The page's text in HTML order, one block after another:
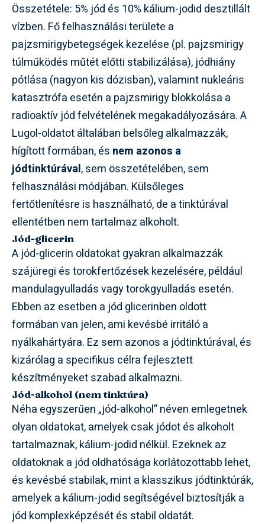
Összetétele: 5% jód és 10% kálium-jodid desztillált
vízben. Fő felhasználási területe a
pajzsmirigybetegségek kezelése (pl. pajzsmirigy
túlműködés műtét előtti stabilizálása), jódhiány
pótlása (nagyon kis dózisban), valamint nukleáris
katasztrófa esetén a pajzsmirigy blokkolása a
radioaktív jód felvételének megakadályozására. A
Lugol-oldatot általában belsőleg alkalmazzák,
hígított formában, és nem azonos a
jódtinktúrával, sem összetételében, sem
felhasználási módjában. Külsőleges
fertőtlenítésre is használható, de a tinktúrával
ellentétben nem tartalmaz alkoholt.
Jód-glicerin
A jód-glicerin oldatokat gyakran alkalmazzák
szájüregi és torokfertőzések kezelésére, például
mandulagyulladás vagy torokgyulladás esetén.
Ebben az esetben a jód glicerinben oldott
formában van jelen, ami kevésbé irritáló a
nyálkahártyára. Ez sem azonos a jódtinktúrával, és
kizárólag a specifikus célra fejlesztett
készítményeket szabad alkalmazni.
Jód-alkohol (nem tinktúra)
Néha egyszerűen „jód-alkohol” néven emlegetnek
olyan oldatokat, amelyek csak jódot és alkoholt
tartalmaznak, kálium-jodid nélkül. Ezeknek az
oldatoknak a jód oldhatósága korlátozottabb lehet,
és kevésbé stabilak, mint a klasszikus jódtinktúrák,
amelyek a kálium-jodid segítségével biztosítják a
jód komplexképzését és stabil oldatát.